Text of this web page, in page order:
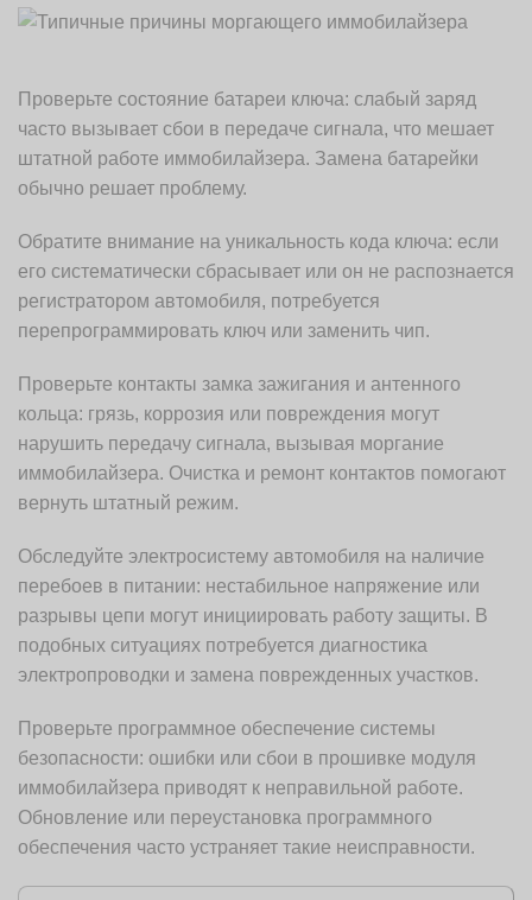
Проверьте состояние батареи ключа: слабый заряд
часто вызывает сбои в передаче сигнала, что мешает
штатной работе иммобилайзера. Замена батарейки
обычно решает проблему.
Обратите внимание на уникальность кода ключа: если
его систематически сбрасывает или он не распознается
регистратором автомобиля, потребуется
перепрограммировать ключ или заменить чип.
Проверьте контакты замка зажигания и антенного
кольца: грязь, коррозия или повреждения могут
нарушить передачу сигнала, вызывая моргание
иммобилайзера. Очистка и ремонт контактов помогают
вернуть штатный режим.
Обследуйте электросистему автомобиля на наличие
перебоев в питании: нестабильное напряжение или
разрывы цепи могут инициировать работу защиты. В
подобных ситуациях потребуется диагностика
электропроводки и замена поврежденных участков.
Проверьте программное обеспечение системы
безопасности: ошибки или сбои в прошивке модуля
иммобилайзера приводят к неправильной работе.
Обновление или переустановка программного
обеспечения часто устраняет такие неисправности.